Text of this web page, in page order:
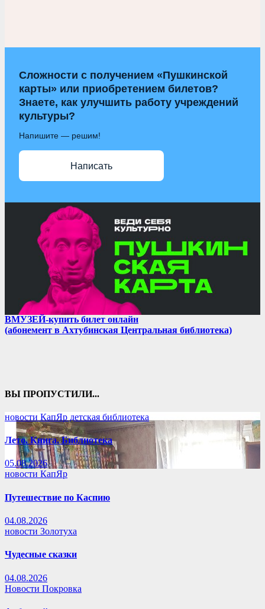
Сложности с получением «Пушкинской
карты» или приобретением билетов?
Знаете, как улучшить работу учреждений
культуры?
Напишите — решим!
Написать
ВМУЗЕЙ-купить билет онлайн
(абонемент в Ахтубинская Центральная библиотека)
ВЫ ПРОПУСТИЛИ...
новости КапЯр детская библиотека
Лето. Книга. Библиотека
05.08.2026
новости КапЯр
Путешествие по Каспию
04.08.2026
новости Золотуха
Чудесные сказки
04.08.2026
Новости Покровка